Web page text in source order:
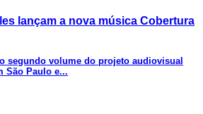
lançam a nova música Cobertura
segundo volume do projeto audiovisual
São Paulo e...